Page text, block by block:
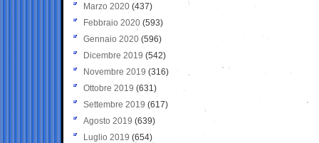
Marzo 2020 (437)
Febbraio 2020 (593)
Gennaio 2020 (596)
Dicembre 2019 (542)
Novembre 2019 (316)
Ottobre 2019 (631)
Settembre 2019 (617)
Agosto 2019 (639)
Luglio 2019 (654)